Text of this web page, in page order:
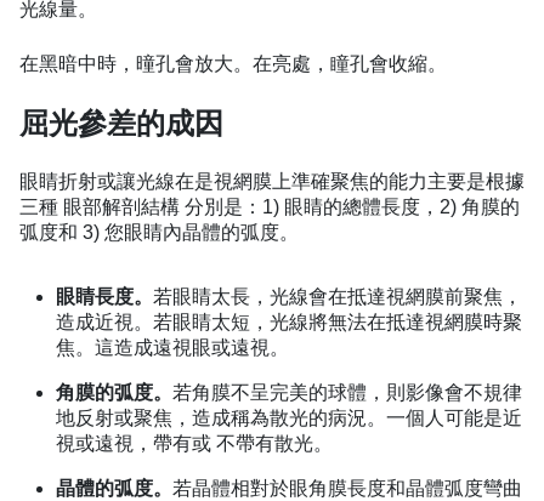
光線量。
在黑暗中時，曈孔會放大。在亮處，瞳孔會收縮。
屈光參差的成因
眼睛折射或讓光線在是視網膜上準確聚焦的能力主要是根據
三種 眼部解剖結構 分別是：1) 眼睛的總體長度，2) 角膜的
弧度和 3) 您眼睛內晶體的弧度。
眼睛長度。 若眼睛太長，光線會在抵達視網膜前聚焦，
造成近視。若眼睛太短，光線將無法在抵達視網膜時聚
焦。這造成遠視眼或遠視。
角膜的弧度。 若角膜不呈完美的球體，則影像會不規律
地反射或聚焦，造成稱為散光的病況。一個人可能是近
視或遠視，帶有或 不帶有散光。
晶體的弧度。 若晶體相對於眼角膜長度和晶體弧度彎曲